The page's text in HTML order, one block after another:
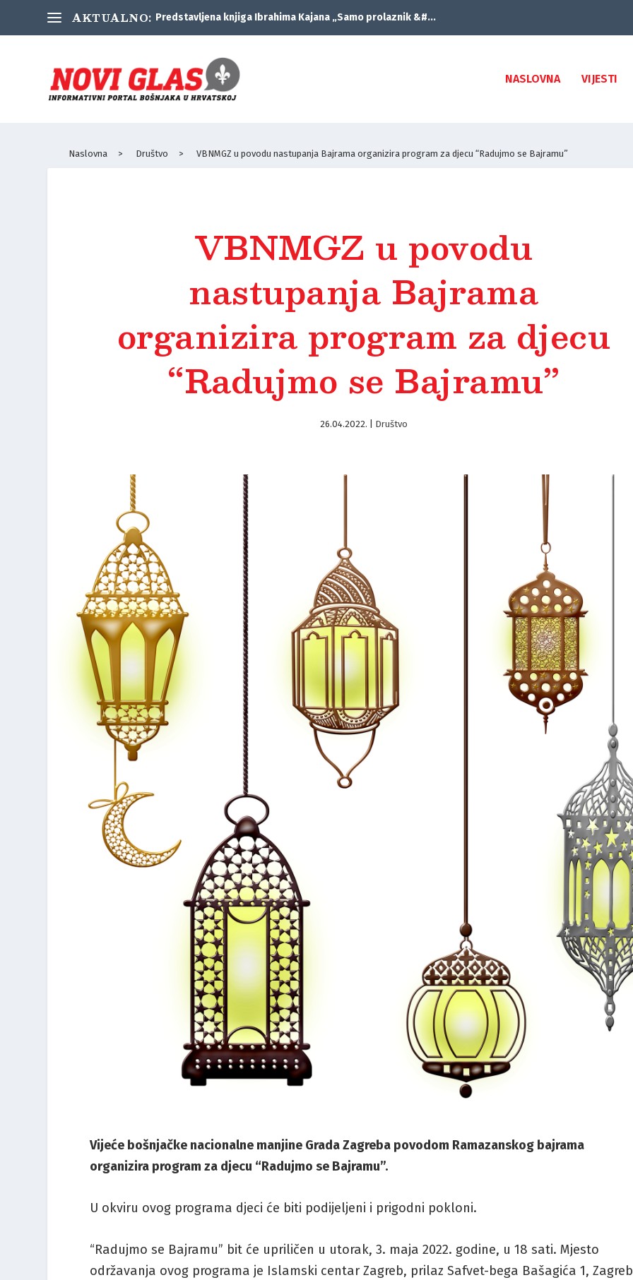
AKTUALNO: Predstavljena knjiga Ibrahima Kajana „Samo prolaznik &#...
NASLOVNA VIJESTI
Naslovna > Društvo > VBNMGZ u povodu nastupanja Bajrama organizira program za djecu “Radujmo se Bajramu”
VBNMGZ u povodu
nastupanja Bajrama
organizira program za djecu
“Radujmo se Bajramu”
26.04.2022. Društvo
Vijeće bošnjačke nacionalne manjine Grada Zagreba povodom Ramazanskog bajrama
organizira program za djecu “Radujmo se Bajramu”.
U okviru ovog programa djeci će biti podijeljeni i prigodni pokloni.
“Radujmo se Bajramu” bit će upriličen u utorak, 3. maja 2022. godine, u 18 sati. Mjesto
održavanja ovog programa je Islamski centar Zagreb, prilaz Safvet-bega Bašagića 1,